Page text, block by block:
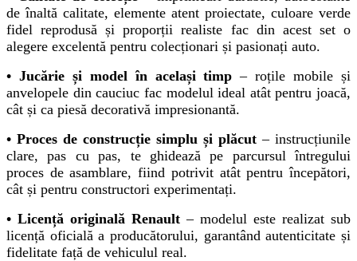
de înaltă calitate, elemente atent proiectate, culoare verde
fidel reprodusă și proporții realiste fac din acest set o
alegere excelentă pentru colecționari și pasionați auto.
• Jucărie și model în același timp – roțile mobile și
anvelopele din cauciuc fac modelul ideal atât pentru joacă,
cât și ca piesă decorativă impresionantă.
• Proces de construcție simplu și plăcut – instrucțiunile
clare, pas cu pas, te ghidează pe parcursul întregului
proces de asamblare, fiind potrivit atât pentru începători,
cât și pentru constructori experimentați.
• Licență originală Renault – modelul este realizat sub
licență oficială a producătorului, garantând autenticitate și
fidelitate față de vehiculul real.